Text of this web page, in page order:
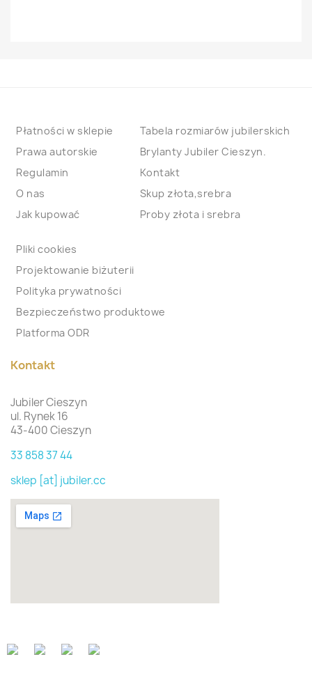
Płatności w sklepie
Prawa autorskie
Regulamin
O nas
Jak kupować
Tabela rozmiarów jubilerskich
Brylanty Jubiler Cieszyn.
Kontakt
Skup złota,srebra
Proby złota i srebra
Pliki cookies
Projektowanie biżuterii
Polityka prywatności
Bezpieczeństwo produktowe
Platforma ODR
Kontakt
Jubiler Cieszyn
ul. Rynek 16
43-400 Cieszyn
33 858 37 44
sklep [at] jubiler.cc